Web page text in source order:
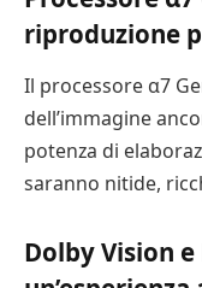
riproduzione
Il processore α7
dell’immagine
potenza di
saranno nitide,
Dolby Vision